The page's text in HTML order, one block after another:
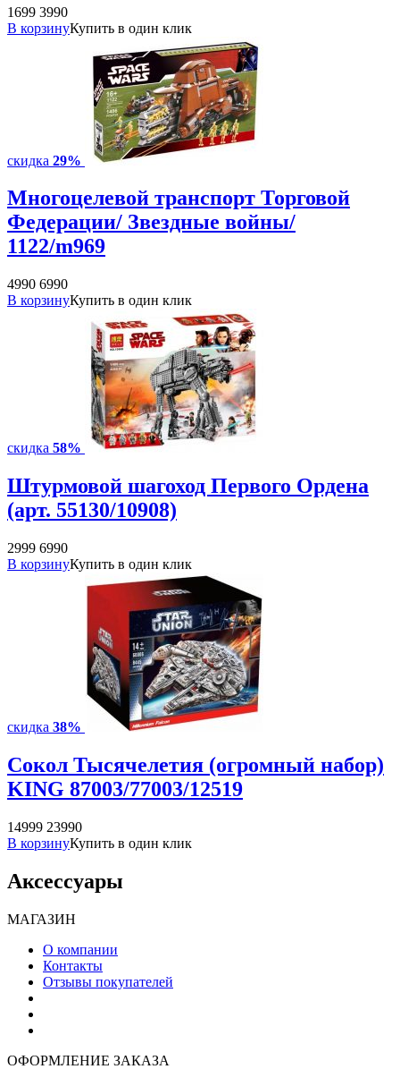
1699 3990
В корзинуКупить в один клик
скидка 29%
Многоцелевой транспорт Торговой
Федерации/ Звездные войны/
1122/m969
4990 6990
В корзинуКупить в один клик
скидка 58%
Штурмовой шагоход Первого Ордена
(арт. 55130/10908)
2999 6990
В корзинуКупить в один клик
скидка 38%
Сокол Тысячелетия (огромный набор)
KING 87003/77003/12519
14999 23990
В корзинуКупить в один клик
Аксессуары
МАГАЗИН
О компании
Контакты
Отзывы покупателей
ОФОРМЛЕНИЕ ЗАКАЗА